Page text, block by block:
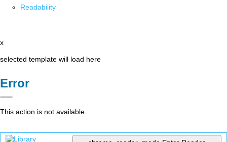
Readability
x
selected template will load here
Error
This action is not available.